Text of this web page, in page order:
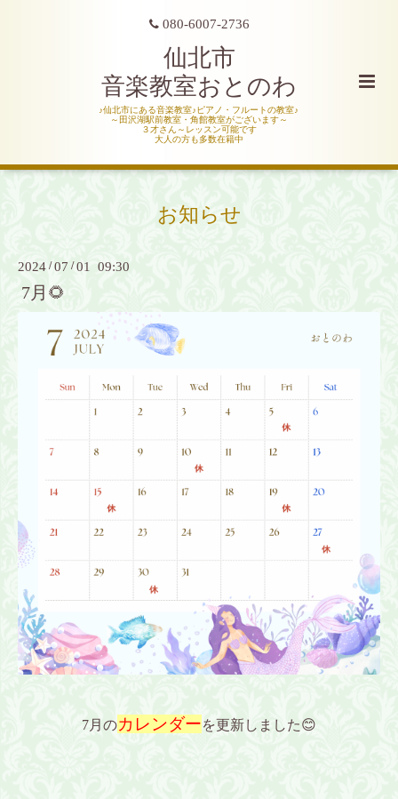
080-6007-2736
仙北市
音楽教室おとのわ
♪仙北市にある音楽教室♪ピアノ・フルートの教室♪
～田沢湖駅前教室・角館教室がございます～
３才さん～レッスン可能です
大人の方も多数在籍中
お知らせ
2024 /07 /01 09:30
7月🌻
7月のカレンダーを更新しました😊